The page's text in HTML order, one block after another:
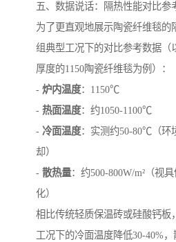
五、数据说话：隔热性能对比参
为了更直观地展示陶瓷纤维毯的
组典型工况下的对比参考数据（
厚度的1150陶瓷纤维毯为例）：
- 炉内温度：1150℃
- 热面温度：约1050-1100℃
- 冷面温度：实测约50-80℃（环
却）
- 散热量：约500-800W/m²（视
化）
相比传统轻质保温砖或硅酸钙板
工况下的冷面温度降低30-40%